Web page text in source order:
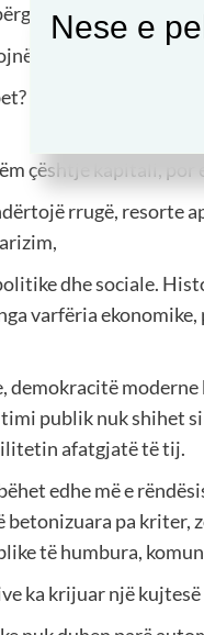
atyre në
vetëm
Çfarë mbetet për
çështje kapitali,
rrugë, resorte
dhe sociale.
varfëria
demokracitë
publik nuk shihet
afatgjatë të tij.
edhe më e
betonizuara pa kriter,
të humbura,
ka krijuar një
Nese e